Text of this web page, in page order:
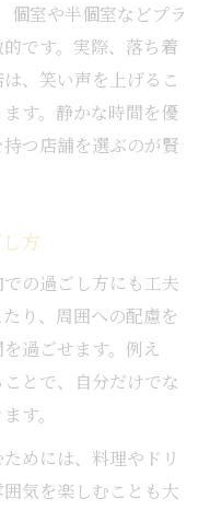
するコツ
選択術
時の過ごし方
んだ時の対応法
のマナーとは
席の見極め方
個室や半個室などプラ
です。実際、落ち着
、笑い声を上げるこ
す。静かな時間を優
つ店舗を選ぶのが賢
方
の過ごし方にも工夫
り、周囲への配慮を
過ごせます。例え
とで、自分だけでな
す。
めには、料理やドリ
気を楽しむことも大